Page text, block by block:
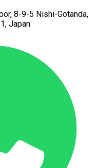
8-9-5 Nishi-Gotanda,
Japan